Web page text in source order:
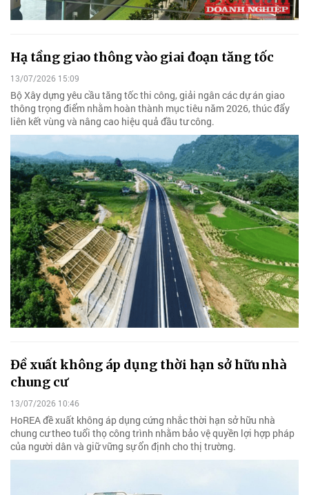
Hạ tầng giao thông vào giai đoạn tăng tốc
13/07/2026 15:09
Bộ Xây dựng yêu cầu tăng tốc thi công, giải ngân các dự án giao
thông trọng điểm nhằm hoàn thành mục tiêu năm 2026, thúc đẩy
liên kết vùng và nâng cao hiệu quả đầu tư công.
Đề xuất không áp dụng thời hạn sở hữu nhà
chung cư
13/07/2026 10:46
HoREA đề xuất không áp dụng cứng nhắc thời hạn sở hữu nhà
chung cư theo tuổi thọ công trình nhằm bảo vệ quyền lợi hợp pháp
của người dân và giữ vững sự ổn định cho thị trường.